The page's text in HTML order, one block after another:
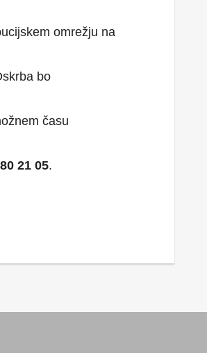
omrežju na
bo
času
21 05.